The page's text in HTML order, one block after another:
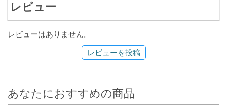
レビュー
レビューはありません。
レビューを投稿
あなたにおすすめの商品